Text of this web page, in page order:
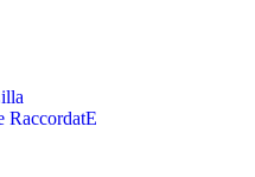
RaccordatE